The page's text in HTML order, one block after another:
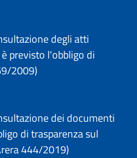
degli atti
previsto l'obbligo di
2009)
dei documenti
di trasparenza sul
444/2019)